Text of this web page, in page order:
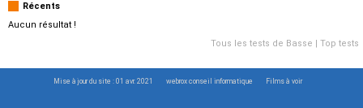
Récents
Aucun résultat !
Tous les tests de Basse
Top tests
Mise à jour du site : 01 avr. 2021 webrox conseil informatique Films à voir